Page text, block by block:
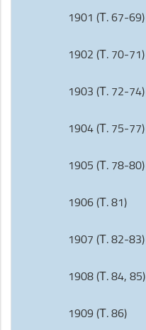
1901 (Т. 67-69)
1902 (Т. 70-71)
1903 (Т. 72-74)
1904 (Т. 75-77)
1905 (Т. 78-80)
1906 (Т. 81)
1907 (Т. 82-83)
1908 (Т. 84, 85)
1909 (Т. 86)